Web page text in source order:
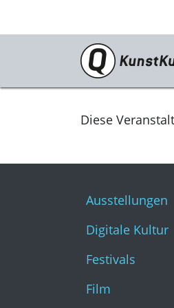
Film
Musik
Diese
Ausstellungen
Digitale Kultur
Festivals
Film